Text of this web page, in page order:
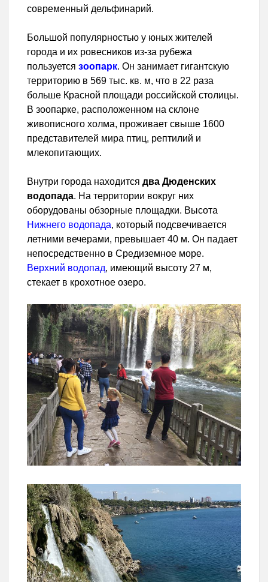
современный дельфинарий.
Большой популярностью у юных жителей
города и их ровесников из-за рубежа
пользуется зоопарк. Он занимает гигантскую
территорию в 569 тыс. кв. м, что в 22 раза
больше Красной площади российской столицы.
В зоопарке, расположенном на склоне
живописного холма, проживает свыше 1600
представителей мира птиц, рептилий и
млекопитающих.
Внутри города находится два Дюденских
водопада. На территории вокруг них
оборудованы обзорные площадки. Высота
Нижнего водопада, который подсвечивается
летними вечерами, превышает 40 м. Он падает
непосредственно в Средиземное море.
Верхний водопад, имеющий высоту 27 м,
стекает в крохотное озеро.